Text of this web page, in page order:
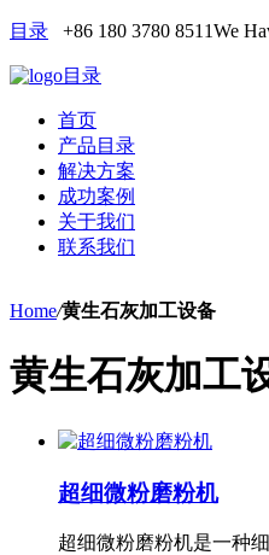
目录 +86 180 3780 8511We
目录
首页
产品目录
解决方案
成功案例
关于我们
联系我们
Home/黄生石灰加工设备
黄生石灰加工
超细微粉磨粉机
超细微粉磨粉机是一种